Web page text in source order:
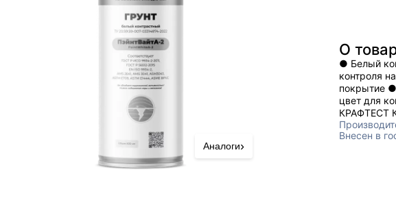
Аналоги›
О
● Белый
контроля
покрытие
цвет для
КРАФТЕСТ
Внесен в